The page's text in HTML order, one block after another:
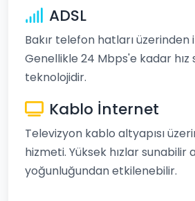
ADSL
Bakır telefon hatları
Genellikle 24 Mbps'e kadar hız
teknolojidir.
Kablo İnternet
Televizyon kablo altyapısı
hizmeti. Yüksek hızlar sunabilir
yoğunluğundan etkilenebilir.